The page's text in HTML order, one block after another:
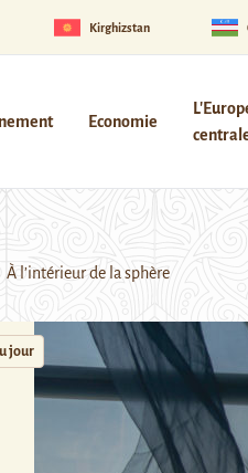
Kirghizstan
Economie
À l’intérieur de la sphère
jour